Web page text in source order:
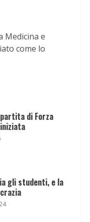
Medicina e
come lo
di Forza
gli studenti, e la